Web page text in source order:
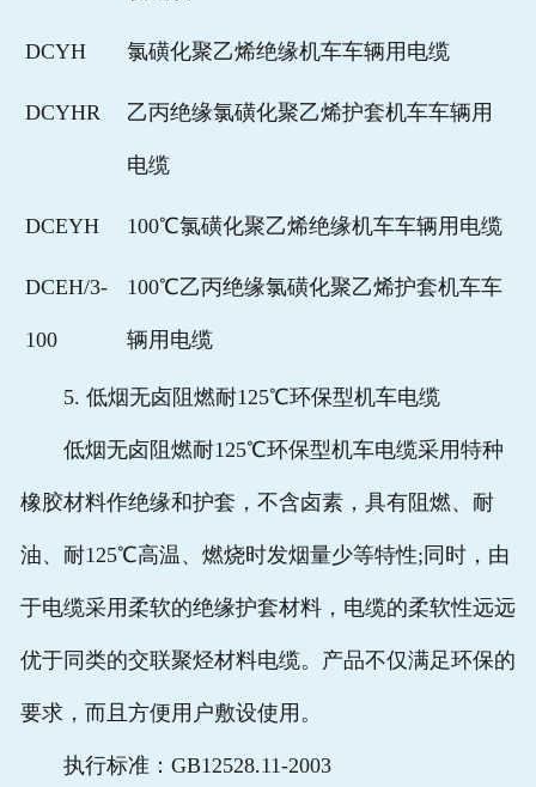
DCYH 氯磺化聚乙烯绝缘机车车辆用电缆
DCYHR 乙丙绝缘氯磺化聚乙烯护套机车车辆用
电缆
DCEYH 100℃氯磺化聚乙烯绝缘机车车辆用电缆
DCEH/3-
100
100℃乙丙绝缘氯磺化聚乙烯护套机车车
辆用电缆
5. 低烟无卤阻燃耐125℃环保型机车电缆
低烟无卤阻燃耐125℃环保型机车电缆采用特种
橡胶材料作绝缘和护套，不含卤素，具有阻燃、耐
油、耐125℃高温、燃烧时发烟量少等特性;同时，由
于电缆采用柔软的绝缘护套材料，电缆的柔软性远远
优于同类的交联聚烃材料电缆。产品不仅满足环保的
要求，而且方便用户敷设使用。
执行标准：GB12528.11-2003